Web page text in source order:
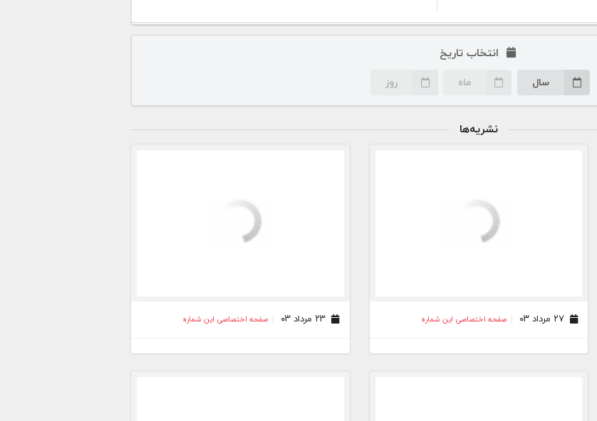
انتخاب تاریخ
سال ماه روز
نشریه‌ها
صفحه اختصاصی این شماره صفحه اختصاصی این شماره